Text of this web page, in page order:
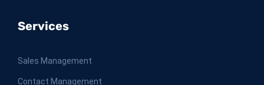
Services
Sales Management
Contact Management